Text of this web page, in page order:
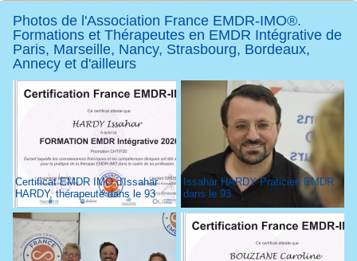
Photos de l'Association France EMDR-IMO®.
Formations et Thérapeutes en EMDR Intégrative de
Paris, Marseille, Nancy, Strasbourg, Bordeaux,
Annecy et d'ailleurs
Certificat EMDR IMO d'Issahar
HARDY, thérapeute dans le 93
Issahar HARDY Praticien EMDR
dans le 93